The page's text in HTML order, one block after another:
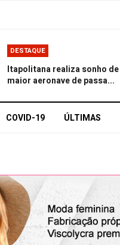
DESTAQUE
Itapolitana realiza sonho
maior aeronave de passa...
COVID-19 ÚLTIMAS